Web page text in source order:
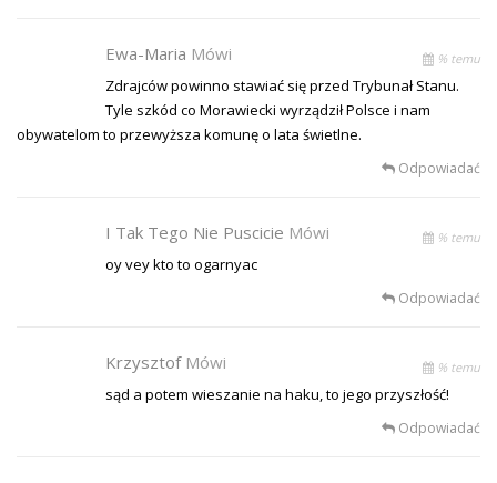
Ewa-Maria Mówi % temu
Zdrajców powinno stawiać się przed Trybunał Stanu.
Tyle szkód co Morawiecki wyrządził Polsce i nam
obywatelom to przewyższa komunę o lata świetlne.
Odpowiadać
I Tak Tego Nie Puscicie Mówi % temu
oy vey kto to ogarnyac
Odpowiadać
Krzysztof Mówi % temu
sąd a potem wieszanie na haku, to jego przyszłość!
Odpowiadać